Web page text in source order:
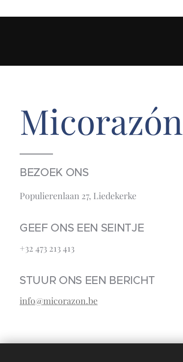
Micorazón
BEZOEK ONS
Populierenlaan 27, Liedekerke
GEEF ONS EEN SEINTJE
+32 473 213 413‬
STUUR ONS EEN BERICHT
info@micorazon.be